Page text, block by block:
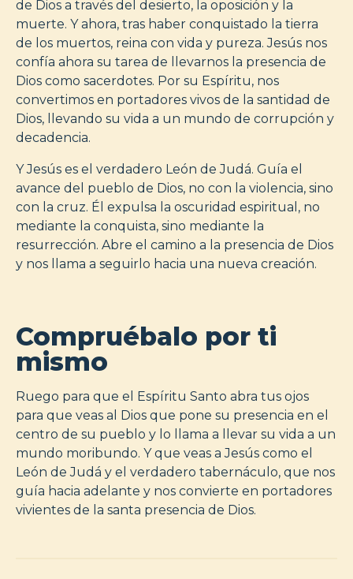
de Dios a través del desierto, la oposición y la
muerte. Y ahora, tras haber conquistado la tierra
de los muertos, reina con vida y pureza. Jesús nos
confía ahora su tarea de llevarnos la presencia de
Dios como sacerdotes. Por su Espíritu, nos
convertimos en portadores vivos de la santidad de
Dios, llevando su vida a un mundo de corrupción y
decadencia.
Y Jesús es el verdadero León de Judá. Guía el
avance del pueblo de Dios, no con la violencia, sino
con la cruz. Él expulsa la oscuridad espiritual, no
mediante la conquista, sino mediante la
resurrección. Abre el camino a la presencia de Dios
y nos llama a seguirlo hacia una nueva creación.
Compruébalo por ti
mismo
Ruego para que el Espíritu Santo abra tus ojos
para que veas al Dios que pone su presencia en el
centro de su pueblo y lo llama a llevar su vida a un
mundo moribundo. Y que veas a Jesús como el
León de Judá y el verdadero tabernáculo, que nos
guía hacia adelante y nos convierte en portadores
vivientes de la santa presencia de Dios.